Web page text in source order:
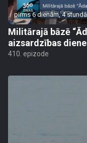
pirms 6 dienām, 4
Militārajā bāzē
aizsardzības
410. epizode